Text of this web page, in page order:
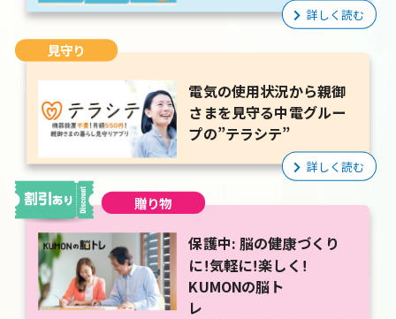
詳しく読む
電気の使用状況から親御
さまを見守る中電グルー
プの”テラシテ”
見守り
詳しく読む
保護中: 脳の健康づくり
に！気軽に！楽しく！
KUMONの脳ト
レ
贈り物